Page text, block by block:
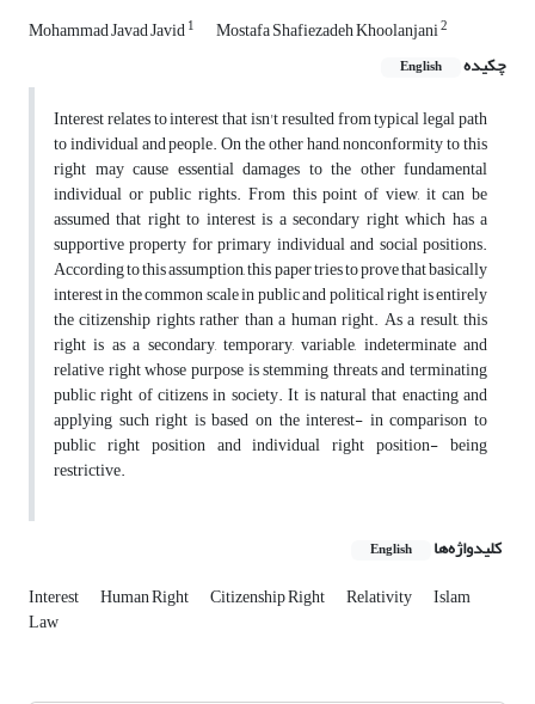
Mohammad Javad Javid1 Mostafa Shafiezadeh Khoolanjani2
چکیده English
Interest relates to interest that isn't resulted from typical legal path
to individual and people. On the other hand, nonconformity to this
right may cause essential damages to the other fundamental
individual or public rights. From this point of view, it can be
assumed that right to interest is a secondary right which has a
supportive property for primary individual and social positions.
According to this assumption, this paper tries to prove that basically
interest in the common scale in public and political right is entirely
the citizenship rights rather than a human right. As a result, this
right is as a secondary, temporary, variable, indeterminate and
relative right whose purpose is stemming threats and terminating
public right of citizens in society. It is natural that enacting and
applying such right is based on the interest- in comparison to
public right position and individual right position- being
restrictive.
کلیدواژه‌ها English
Interest Human Right Citizenship Right Relativity Islam
Law